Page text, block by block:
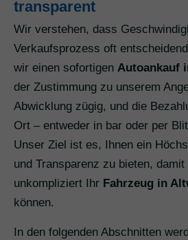
transparent
Wir verstehen, dass
Verkaufsprozess oft
wir einen sofortigen Autoankauf
der Zustimmung zu unserem
Abwicklung zügig, und die
Ort – entweder in bar oder per
Unser Ziel ist es, Ihnen ein
und Transparenz zu bieten,
unkompliziert Ihr Fahrzeug in
können.
In den folgenden Abschnitten